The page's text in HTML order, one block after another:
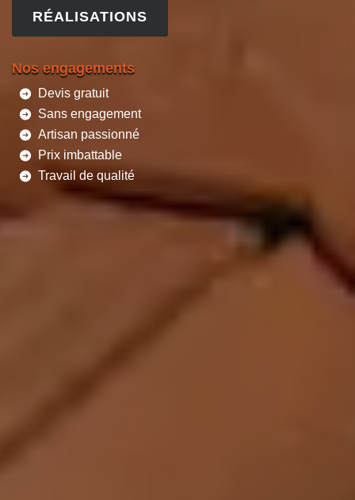
RÉALISATIONS
Nos engagements
Devis gratuit
Sans engagement
Artisan passionné
Prix imbattable
Travail de qualité